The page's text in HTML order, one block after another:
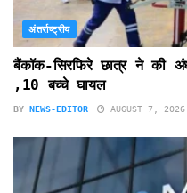
अंतर्राष्ट्रीय
बैंकॉक-सिरफिरे छात्र ने की
,10 बच्चे घायल
BY NEWS-EDITOR AUGUST 7, 2026